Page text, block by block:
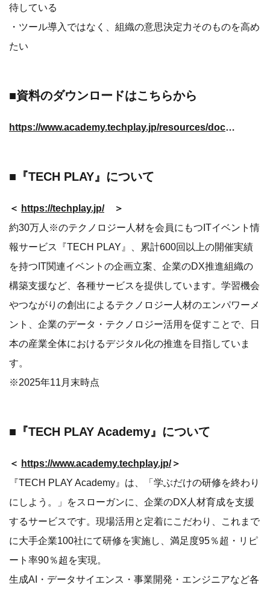
待している
・ツール導入ではなく、組織の意思決定力そのものを高め
たい
■資料のダウンロードはこちらから
https://www.academy.techplay.jp/resources/document_20260128
■『TECH PLAY』について
＜ https://techplay.jp/ ＞
約30万人※のテクノロジー人材を会員にもつITイベント情
報サービス『TECH PLAY』、累計600回以上の開催実績
を持つIT関連イベントの企画立案、企業のDX推進組織の
構築支援など、各種サービスを提供しています。学習機会
やつながりの創出によるテクノロジー人材のエンパワーメ
ント、企業のデータ・テクノロジー活用を促すことで、日
本の産業全体におけるデジタル化の推進を目指していま
す。
※2025年11月末時点
■『TECH PLAY Academy』について
＜ https://www.academy.techplay.jp/ ＞
『TECH PLAY Academy』は、「学ぶだけの研修を終わり
にしよう。」をスローガンに、企業のDX人材育成を支援
するサービスです。現場活用と定着にこだわり、これまで
に大手企業100社にて研修を実施し、満足度95％超・リピ
ート率90％超を実現。
生成AI・データサイエンス・事業開発・エンジニアなど各